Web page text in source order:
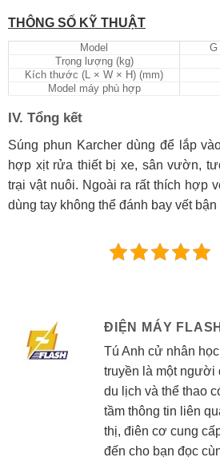
THÔNG SỐ KỸ THUẬT
Model
G
Trọng lượng (kg)
Kích thước (L × W × H) (mm)
Model máy phù hợp
IV. Tổng kết
Súng phun Karcher dùng để lắp
hợp xịt rửa thiết bị xe, sân vườn,
trại vật nuôi. Ngoài ra rất thích hợp
dùng tay không thể đánh bay vết
ĐIỆN MÁY FLASH
Tú Anh cử nhân
truyền là một người
du lịch và thể thao
tầm thông tin liên
thị, điên cơ cung
đến cho bạn đọc